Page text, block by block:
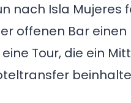
nach Isla Mujeres
offenen Bar einen
Tour, die ein